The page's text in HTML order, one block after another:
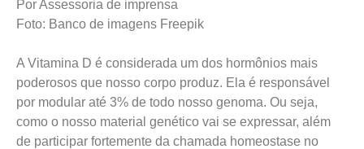
Por Assessoria de imprensa
Foto: Banco de imagens Freepik
A Vitamina D é considerada um dos hormônios mais
poderosos que nosso corpo produz. Ela é responsável
por modular até 3% de todo nosso genoma. Ou seja,
como o nosso material genético vai se expressar, além
de participar fortemente da chamada homeostase no